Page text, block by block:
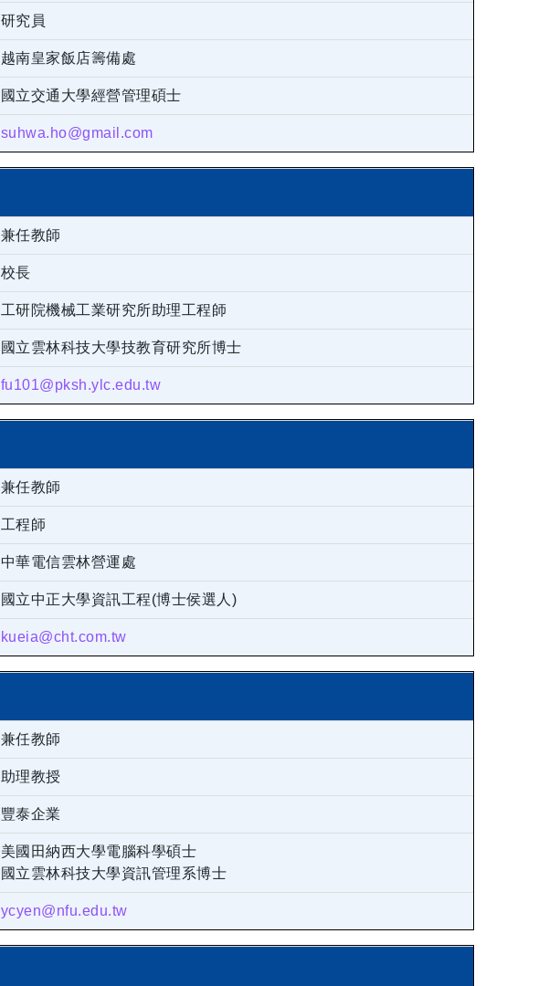
研究員
越南皇家飯店籌備處
國立交通大學經營管理碩士
suhwa.ho@gmail.com
兼任教師
校長
工研院機械工業研究所助理工程師
國立雲林科技大學技教育研究所博士
fu101@pksh.ylc.edu.tw
兼任教師
工程師
中華電信雲林營運處
國立中正大學資訊工程(博士侯選人)
kueia@cht.com.tw
兼任教師
助理教授
豐泰企業
美國田納西大學電腦科學碩士
國立雲林科技大學資訊管理系博士
ycyen@nfu.edu.tw